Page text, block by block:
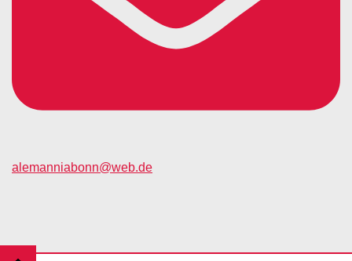
alemanniabonn@web.de